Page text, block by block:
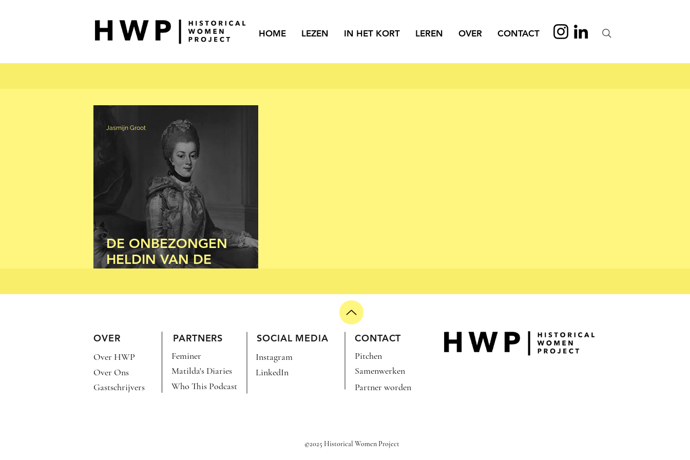
HOME LEZEN IN HET KORT LEREN OVER CONTACT
DE ONBEZONGEN
HELDIN VAN DE
WILHELMINA VAN
Jasmijn Groot
OVER PARTNERS SOCIAL MEDIA CONTACT
Over HWP
Over Ons
Pitchen
Samenwerken
Instagram
Feminer
Matilda's Diaries
LinkedIn
Gastschrijvers
Who This Podcast Partner worden
©2025 Historical Women Project